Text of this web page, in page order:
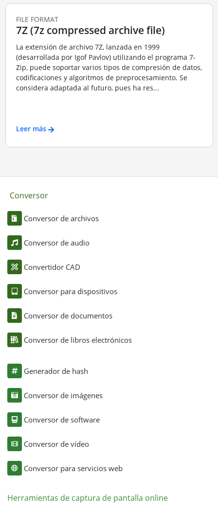
FILE FORMAT
7Z (7z compressed archive file)
La extensión de archivo 7Z, lanzada en 1999
(desarrollada por Igof Pavlov) utilizando el programa 7-
Zip, puede soportar varios tipos de compresión de datos,
codificaciones y algoritmos de preprocesamiento. Se
considera adaptada al futuro, pues ha res...
Leer más
Conversor
Conversor de archivos
Conversor de audio
Convertidor CAD
Conversor para dispositivos
Conversor de documentos
Conversor de libros electrónicos
Generador de hash
Conversor de imágenes
Conversor de software
Conversor de vídeo
Conversor para servicios web
Herramientas de captura de pantalla online